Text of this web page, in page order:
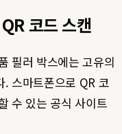
코드 스캔
필러 박스에는 고유의
. 스마트폰으로 QR 코
수 있는 공식 사이트